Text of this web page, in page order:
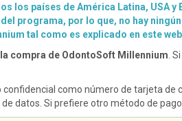
los países de América Latina, USA
programa, por lo que, no hay
tal como es explicado en este
compra de OdontoSoft Millennium .
como número de tarjeta
datos. Si prefiere otro método de